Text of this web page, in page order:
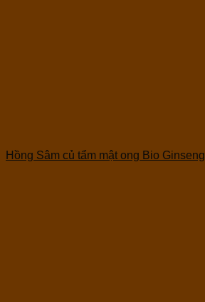
Hồng Sâm củ tẩm mật ong Bio Ginseng